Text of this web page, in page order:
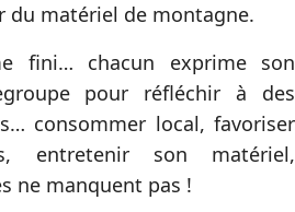
du matériel de montagne.
fini… chacun exprime son
pour réfléchir à des
consommer local, favoriser
entretenir son matériel,
ne manquent pas !